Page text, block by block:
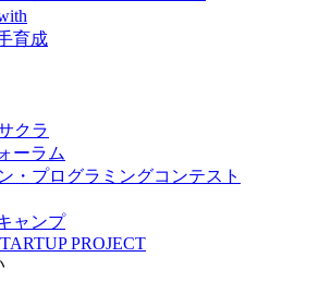
育成
クラ
ーラム
・プログラミングコンテスト
ャンプ
PROJECT